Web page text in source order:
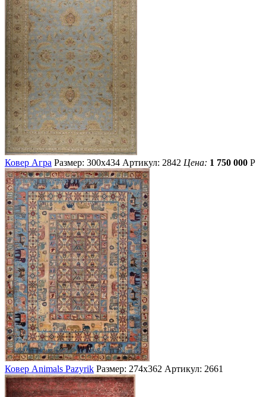
Ковер Агра Размер: 300х434 Артикул: 2842 Цена: 1 750 000 Р
Ковер Animals Pazyrik Размер: 274х362 Артикул: 2661